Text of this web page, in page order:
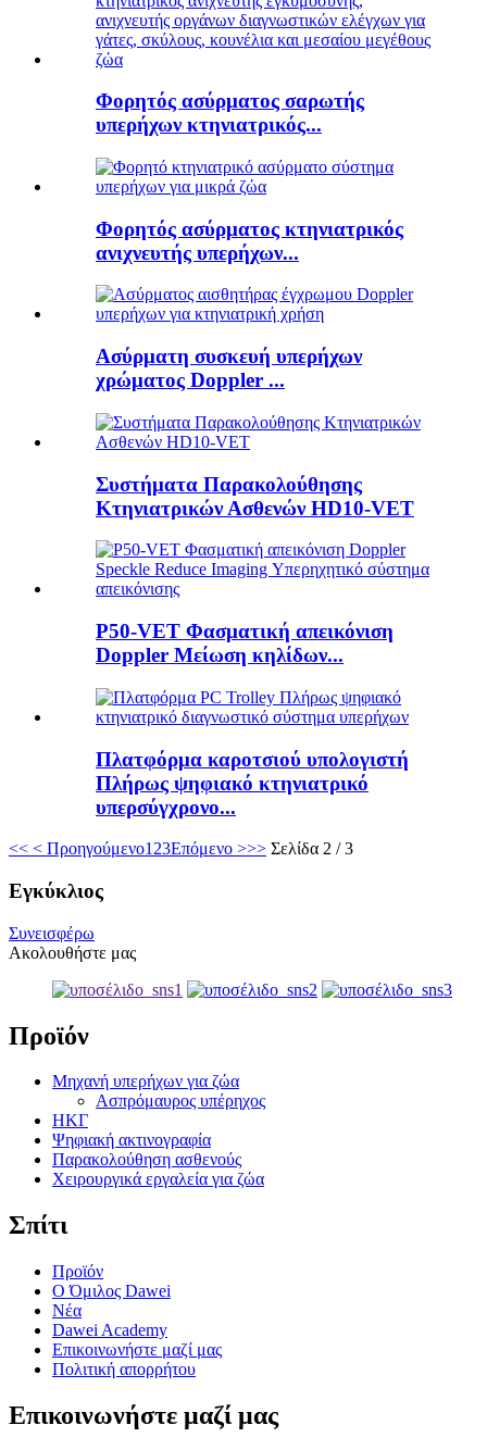
Φορητός ασύρματος σαρωτής
υπερήχων κτηνιατρικός...
Φορητός ασύρματος κτηνιατρικός
ανιχνευτής υπερήχων...
Ασύρματη συσκευή υπερήχων
χρώματος Doppler ...
Συστήματα Παρακολούθησης
Κτηνιατρικών Ασθενών HD10-VET
P50-VET Φασματική απεικόνιση
Doppler Μείωση κηλίδων...
Πλατφόρμα καροτσιού υπολογιστή
Πλήρως ψηφιακό κτηνιατρικό
υπερσύγχρονο...
<< < Προηγούμενο1 23Επόμενο >>> Σελίδα 2 / 3
Εγκύκλιος
Συνεισφέρω
Ακολουθήστε μας
Προϊόν
Μηχανή υπερήχων για ζώα
Ασπρόμαυρος υπέρηχος
ΗΚΓ
Ψηφιακή ακτινογραφία
Παρακολούθηση ασθενούς
Χειρουργικά εργαλεία για ζώα
Σπίτι
Προϊόν
Ο Όμιλος Dawei
Νέα
Dawei Academy
Επικοινωνήστε μαζί μας
Πολιτική απορρήτου
Επικοινωνήστε μαζί μας